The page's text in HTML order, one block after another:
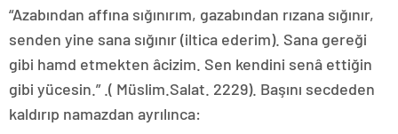
“Azabından affına sığınırım, gazabından rızana sığınır,
senden yine sana sığınır (iltica ederim). Sana gereği
gibi hamd etmekten âcizim. Sen kendini senâ ettiğin
gibi yücesin.” .( Müslim.Salat. 2229). Başını secdeden
kaldırıp namazdan ayrılınca: